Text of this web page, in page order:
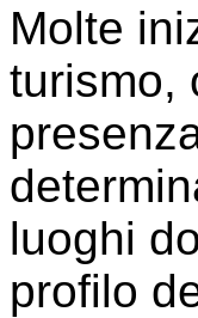
Molte
turismo,
luoghi
profilo